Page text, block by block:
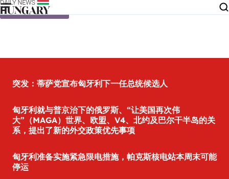
Skip to content
突发：蒂萨党宣布匈牙利下一任总统候选人
匈牙利就与普京治下的俄罗斯、“让美国再次伟
大”（MAGA）世界、欧盟、V4、北约及巴尔干半岛的关
系，提出了新的外交政策优先事项
匈牙利准备实施紧急限电措施，帕克斯核电站本周末可能
停运